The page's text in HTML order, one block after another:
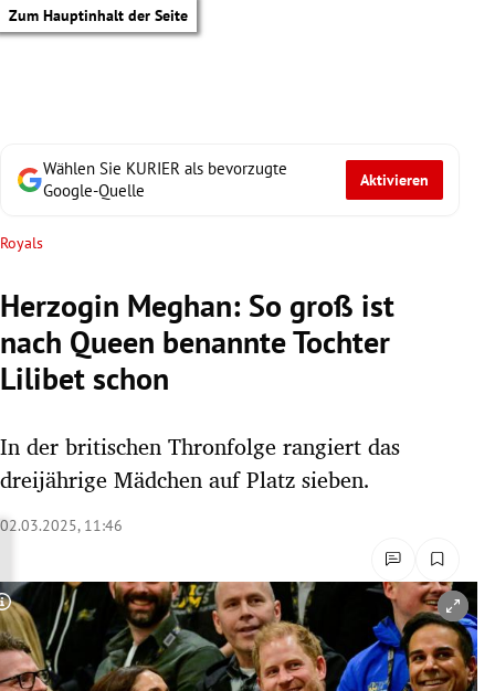
Zum Hauptinhalt der Seite
Untermenü
Untermenü
Untermenü
Wählen Sie KURIER als bevorzugte
Google-Quelle
Aktivieren
Royals
Herzogin Meghan: So groß ist
nach Queen benannte Tochter
Lilibet schon
In der britischen Thronfolge rangiert das
dreijährige Mädchen auf Platz sieben.
02.03.2025, 11:46
Copyright-Hinweis öffnen/schließen